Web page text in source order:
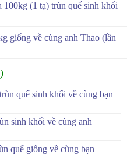
(1 tạ) trùn quế sinh khối
giống về cùng anh Thao (lần
)
quế sinh khối về cùng bạn
sinh khối về cùng anh
quế giống về cùng bạn